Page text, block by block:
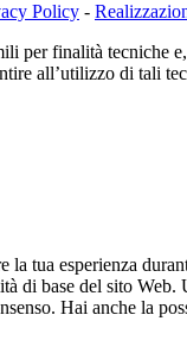
Policy -
per finalità tecniche
all’utilizzo di tali
tua esperienza
di base del sito
Hai anche la